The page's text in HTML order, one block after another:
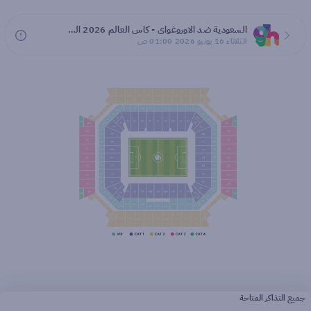
السعودية ضد الاوروغواي - كاس العالم 2026 المجموعة H
الثلاثاء 16 يونيو 2026 01:00 ص
جميع التذاكر المتاحة